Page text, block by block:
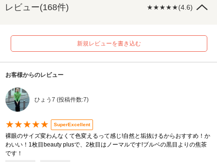
レビュー(168件) ★★★★★(4.6)
新規レビューを書き込む
お客様からのレビュー
ひょう7 (投稿件数:7)
★★★★★ SuperExcellent
裸眼のサイズ変わんなくて色変えるって感じ!自然と垢抜けるからおすすめ！か
わいい！1枚目beauty plusで、2枚目はノーマルです!ブルベの黒目よりの焦茶
です！